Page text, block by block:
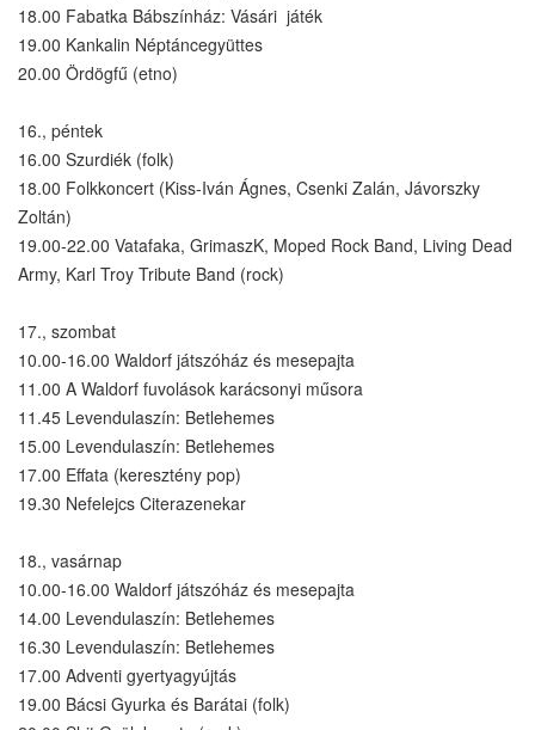
18.00 Fabatka Bábszínház: Vásári játék
19.00 Kankalin Néptáncegyüttes
20.00 Ördögfű (etno)
16., péntek
16.00 Szurdiék (folk)
18.00 Folkkoncert (Kiss-Iván Ágnes, Csenki Zalán, Jávorszky
Zoltán)
19.00-22.00 Vatafaka, GrimaszK, Moped Rock Band, Living Dead
Army, Karl Troy Tribute Band (rock)
17., szombat
10.00-16.00 Waldorf játszóház és mesepajta
11.00 A Waldorf fuvolások karácsonyi műsora
11.45 Levendulaszín: Betlehemes
15.00 Levendulaszín: Betlehemes
17.00 Effata (keresztény pop)
19.30 Nefelejcs Citerazenekar
18., vasárnap
10.00-16.00 Waldorf játszóház és mesepajta
14.00 Levendulaszín: Betlehemes
16.30 Levendulaszín: Betlehemes
17.00 Adventi gyertyagyújtás
19.00 Bácsi Gyurka és Barátai (folk)